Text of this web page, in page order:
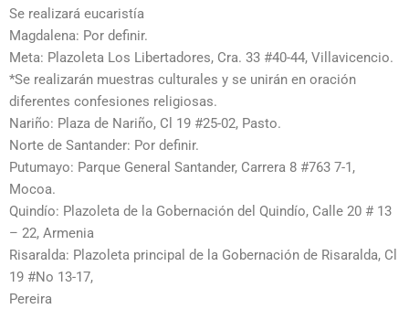
Se realizará eucaristía
Magdalena: Por definir.
Meta: Plazoleta Los Libertadores, Cra. 33 #40-44, Villavicencio.
*Se realizarán muestras culturales y se unirán en oración
diferentes confesiones religiosas.
Nariño: Plaza de Nariño, Cl 19 #25-02, Pasto.
Norte de Santander: Por definir.
Putumayo: Parque General Santander, Carrera 8 #763 7-1,
Mocoa.
Quindío: Plazoleta de la Gobernación del Quindío, Calle 20 # 13
– 22, Armenia
Risaralda: Plazoleta principal de la Gobernación de Risaralda, Cl
19 #No 13-17,
Pereira